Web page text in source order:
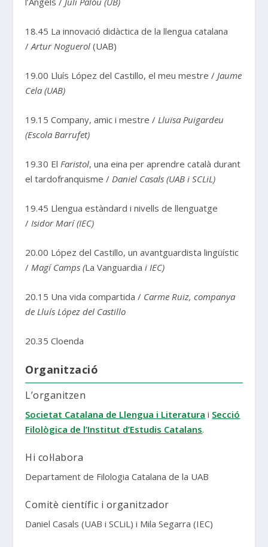
18.45 La innovació didàctica de la llengua catalana
/Artur Noguerol (UAB)
19.00 Lluís López del Castillo, el meu mestre /Jaume
Cela (UAB)
19.15 Company, amic i mestre /Lluïsa Puigardeu
(Escola Barrufet)
19.30 ElFaristol, una eina per aprendre català durant
el tardofranquisme /Daniel Casals (UAB i SCLiL)
19.45 Llengua estàndard i nivells de llenguatge
/Isidor Marí (IEC)
20.00 López del Castillo, un avantguardista lingüístic
/Magí Camps (La Vanguardia i IEC)
20.15 Una vida compartida / Carme Ruiz, companya
de Lluís López del Castillo
20.35 Cloenda
Organització
L’organitzen
Societat Catalana de Llengua i Literatura i Secció
Filològica de l’Institut d’Estudis Catalans.
Hi col·labora
Departament de Filologia Catalana de la UAB
Comitè científic i organitzador
Daniel Casals (UAB i SCLiL) i Mila Segarra (IEC)